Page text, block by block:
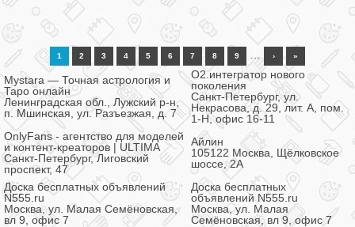
1 2 3 4 5 6 7 8 9 … › »
Mystara — Точная астрология и
Таро онлайн
Ленинградская обл., Лужский р-н,
п. Мшинская, ул. Разъезжая, д. 7
О2.интегратор нового
поколения
Санкт-Петербург, ул.
Некрасова, д. 29, лит. А, пом.
1-Н, офис 16-11
OnlyFans - агентство для моделей
и контент-креаторов | ULTIMA
Санкт-Петербург, Лиговский
проспект, 47
Айлин
105122 Москва, Щёлковское
шоссе, 2А
Доска бесплатных объявлений
N555.ru
Москва, ул. Малая Семёновская,
вл 9, офис 7
Доска бесплатных
объявлений N555.ru
Москва, ул. Малая
Семёновская, вл 9, офис 7